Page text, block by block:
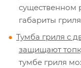
существенном
габариты гриля
Тумба гриля с
защищают
тумбе гриля